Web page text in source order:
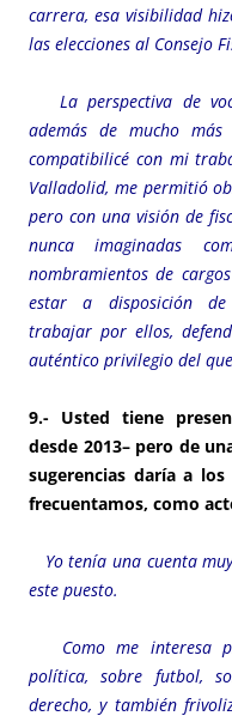
carrera, esa visibilidad
las elecciones al Consejo
La perspectiva de
además de mucho
compatibilicé con mi
Valladolid, me permitió
pero con una visión de
nunca imaginadas
nombramientos de
estar a disposición de
trabajar por ellos,
auténtico privilegio del
9.- Usted tiene
desde 2013– pero de
sugerencias daría a
frecuentamos, como
Yo tenía una cuenta
este puesto.
Como me interesa
política, sobre futbol,
derecho, y también